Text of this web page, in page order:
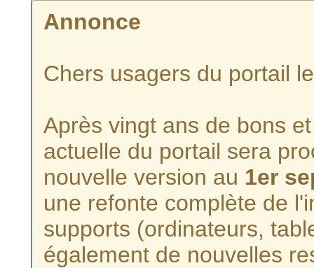
Annonce
Chers usagers du portail
Après vingt ans de bons
actuelle du portail sera
nouvelle version au 1er
une refonte complète de
supports (ordinateurs,
également de nouvelles